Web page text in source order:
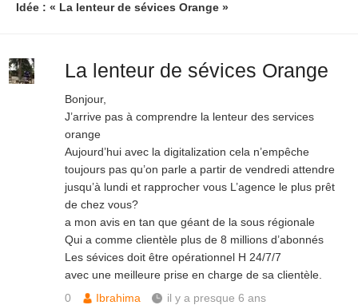
Idée : « La lenteur de sévices Orange »
La lenteur de sévices Orange
Bonjour,
J’arrive pas à comprendre la lenteur des services
orange
Aujourd’hui avec la digitalization cela n’empêche
toujours pas qu’on parle a partir de vendredi attendre
jusqu’à lundi et rapprocher vous L’agence le plus prêt
de chez vous?
a mon avis en tan que géant de la sous régionale
Qui a comme clientèle plus de 8 millions d’abonnés
Les sévices doit être opérationnel H 24/7/7
avec une meilleure prise en charge de sa clientèle.
0
Ibrahima
il y a presque 6 ans